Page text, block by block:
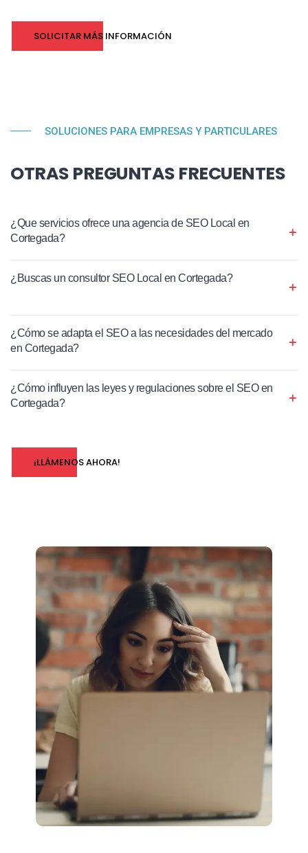
SOLICITAR MÁS INFORMACIÓN
SOLUCIONES PARA EMPRESAS Y PARTICULARES
OTRAS PREGUNTAS FRECUENTES
¿Que servicios ofrece una agencia de SEO Local en
Cortegada?
¿Buscas un consultor SEO Local en Cortegada?
¿Cómo se adapta el SEO a las necesidades del mercado
en Cortegada?
¿Cómo influyen las leyes y regulaciones sobre el SEO en
Cortegada?
¡LLÁMENOS AHORA!